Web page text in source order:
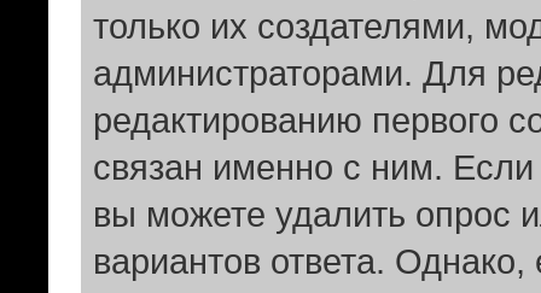
только их создателями,
администраторами. Для
редактированию первого
связан именно с ним. Если
вы можете удалить опрос
вариантов ответа.